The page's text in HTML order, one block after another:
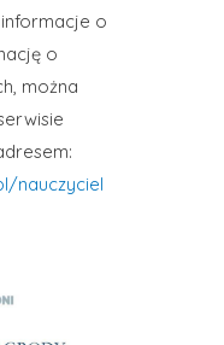
o
o
można
nauczyciel